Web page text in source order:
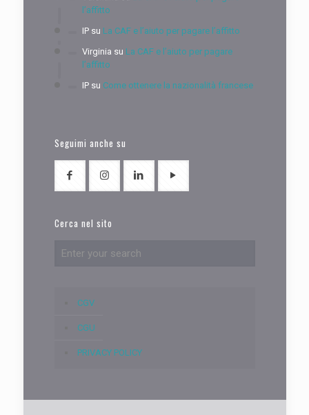
l’affitto
IPsu La CAF e l’aiuto per pagare l’affitto
Virginia su La CAF e l’aiuto per pagare
l’affitto
IPsu Come ottenere la nazionalità francese
Seguimi anche su
Cerca nel sito
CGV
CGU
PRIVACY POLICY